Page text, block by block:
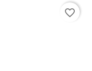
favorite_border